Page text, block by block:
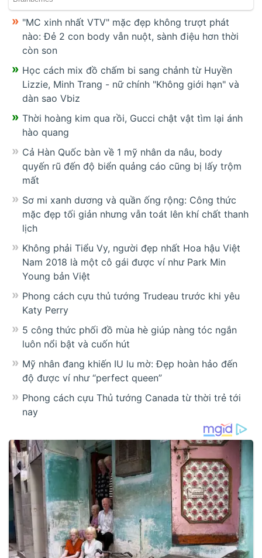
"MC xinh nhất VTV" mặc đẹp không trượt phát
nào: Đẻ 2 con body vẫn nuột, sành điệu hơn thời
còn son
Học cách mix đồ chấm bi sang chảnh từ Huyền
Lizzie, Minh Trang - nữ chính "Không giới hạn" và
dàn sao Vbiz
Thời hoàng kim qua rồi, Gucci chật vật tìm lại ánh
hào quang
Cả Hàn Quốc bàn về 1 mỹ nhân da nâu, body
quyến rũ đến độ biển quảng cáo cũng bị lấy trộm
mất
Sơ mi xanh dương và quần ống rộng: Công thức
mặc đẹp tối giản nhưng vẫn toát lên khí chất thanh
lịch
Không phải Tiểu Vy, người đẹp nhất Hoa hậu Việt
Nam 2018 là một cô gái được ví như Park Min
Young bản Việt
Phong cách cựu thủ tướng Trudeau trước khi yêu
Katy Perry
5 công thức phối đồ mùa hè giúp nàng tóc ngắn
luôn nổi bật và cuốn hút
Mỹ nhân đang khiến IU lu mờ: Đẹp hoàn hảo đến
độ được ví như “perfect queen”
Phong cách cựu Thủ tướng Canada từ thời trẻ tới
nay